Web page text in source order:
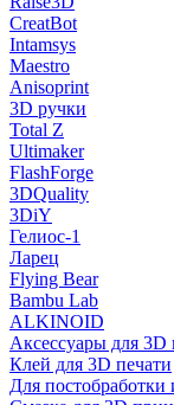
CreatBot
Intamsys
Maestro
Anisoprint
3D ручки
Total Z
Ultimaker
FlashForge
3DQuality
3DiY
Гелиос-1
Ларец
Flying Bear
Bambu Lab
ALKINOID
Аксессуары для
Клей для 3D печати
Для постобработки